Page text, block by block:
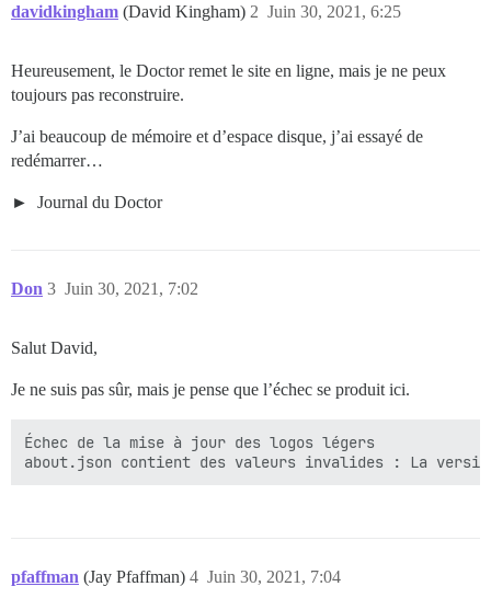
davidkingham (David Kingham) Juin 30, 2021, 6:25
2
Heureusement, le Doctor remet le site en ligne, mais je ne peux
toujours pas reconstruire.
J’ai beaucoup de mémoire et d’espace disque, j’ai essayé de
redémarrer…
Journal du Doctor
Don Juin 30, 2021, 7:02
3
Salut David,
Je ne suis pas sûr, mais je pense que l’échec se produit ici.
Échec de la mise à jour des logos légers
pfaffman (Jay Pfaffman) Juin 30, 2021, 7:04
4